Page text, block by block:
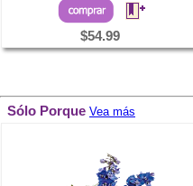
$54.99
Sólo Porque Vea más